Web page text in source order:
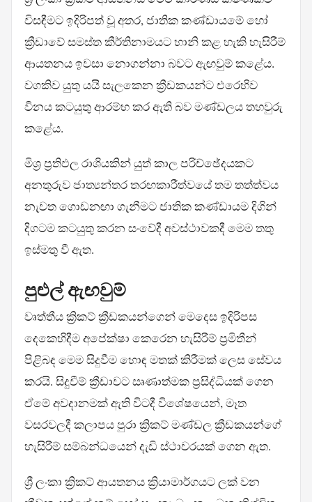
විසඳීමට ඉදිරිපත් වූ අතර, ජාතික කණ්ඩායමේ හෝ
ක්‍රීඩාවේ සමස්ත කීර්තිනාමයට හානි කළ හැකි හැසිරීම්
ආයතනය ඉවසා නොගන්නා බවට ඇඟවුම් කළේය.
වගකිව යුතු යයි සැලකෙන ක්‍රීඩකයන්ට එරෙහිව
විනය කටයුතු ආරම්භ කර ඇති බව මණ්ඩලය තහවුරු
කළේය.
මිශ්‍ර ප්‍රතිඵල රාශියකින් යුත් කාල පරිච්ඡේදයකට
අනතුරුව ජාත්‍යන්තර තරඟකාරීත්වයේ තම තත්ත්වය
නැවත ගොඩනඟා ගැනීමට ජාතික කණ්ඩායම දිගින්
දිගටම කටයුතු කරන සංවේදී අවස්ථාවකදී මෙම තතු
ඉස්මතු වී ඇත.
පුළුල් ඇඟවුම්
වෘත්තීය ක්‍රිකට් ක්‍රීඩකයන්ගෙන් මෙදෙස ඉදිරිපස
දෙකෙහිදීම අපේක්ෂා කෙරෙන හැසිරීම් ප්‍රමිතීන්
පිළිබඳ මෙම සිදුවීම හොඳ මතක් කිරීමක් ලෙස සේවය
කරයි. සිදුවීම් ක්‍රීඩාවට ඍණාත්මක ප්‍රසිද්ධියක් ගෙන
ඒමේ අවදානමක් ඇති විටදී විශේෂයෙන්, මෑත
වසරවලදී කලාපය පුරා ක්‍රිකට් මණ්ඩල ක්‍රීඩකයන්ගේ
හැසිරීම් සම්බන්ධයෙන් දැඩි ස්ථාවරයක් ගෙන ඇත.
ශ්‍රී ලංකා ක්‍රිකට් ආයතනය ක්‍රියාමාර්ගයට ලක් වන